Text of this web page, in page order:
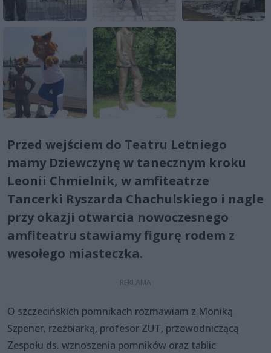
Przed wejściem do Teatru Letniego
mamy Dziewczynę w tanecznym kroku
Leonii Chmielnik, w amfiteatrze
Tancerki Ryszarda Chachulskiego i nagle
przy okazji otwarcia nowoczesnego
amfiteatru stawiamy figurę rodem z
wesołego miasteczka.
O szczecińskich pomnikach rozmawiam z Moniką
Szpener, rzeźbiarką, profesor ZUT, przewodniczącą
Zespołu ds. wznoszenia pomników oraz tablic